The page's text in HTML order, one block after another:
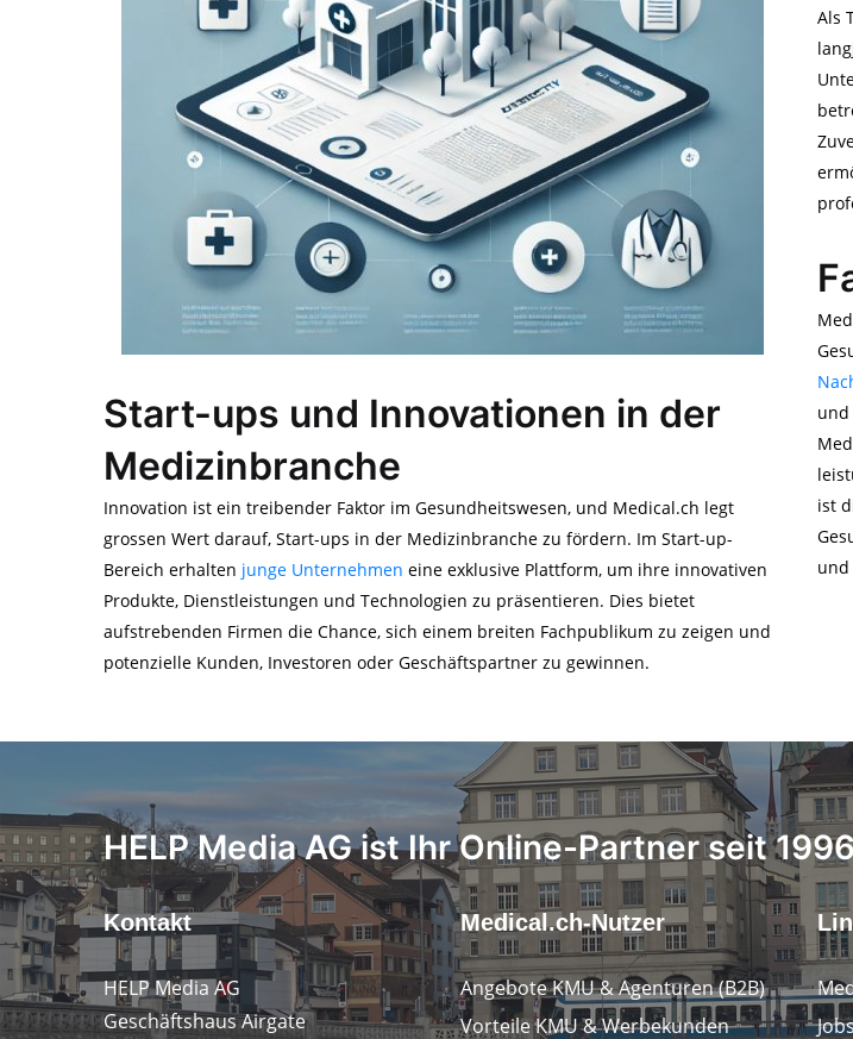
Start-ups und Innovationen in der
Medizinbranche
Innovation ist ein treibender Faktor im Gesundheitswesen, und Medical.ch legt
grossen Wert darauf, Start-ups in der Medizinbranche zu fördern. Im Start-up-
Bereich erhalten junge Unternehmen eine exklusive Plattform, um ihre innovativen
Produkte, Dienstleistungen und Technologien zu präsentieren. Dies bietet
aufstrebenden Firmen die Chance, sich einem breiten Fachpublikum zu zeigen und
potenzielle Kunden, Investoren oder Geschäftspartner zu gewinnen.
Als
und
ist
und
HELP Media AG ist Ihr Online-Partner seit
Kontakt
HELP Media AG
Geschäftshaus Airgate
Medical.ch-Nutzer
Angebote KMU & Agenturen (B2B)
Vorteile KMU & Werbekunden